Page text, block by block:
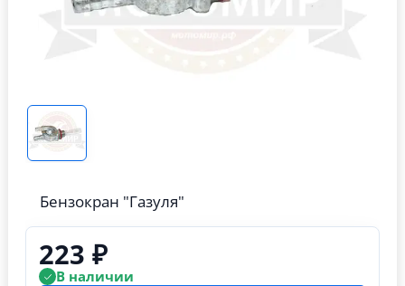
Бензокран "Газуля"
223 ₽
В наличии